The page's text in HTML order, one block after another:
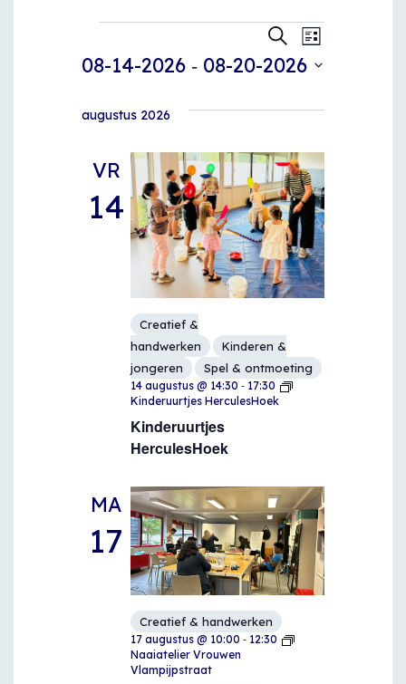
Evenementen
Zoeken
en
navigatie
Zoeken
Lijst
08-14-2026 - 08-20-2026
een
augustus 2026
VR
14
Kinderuurtjes
HerculesHoek
Creatief &
handwerken
Kinderen &
jongeren
Spel & ontmoeting
14 augustus @ 14:30 - 17:30
Kinderuurtjes HerculesHoek
MA
17
Creatief & handwerken
17 augustus @ 10:00 - 12:30
Naaiatelier Vrouwen
Vlampijpstraat